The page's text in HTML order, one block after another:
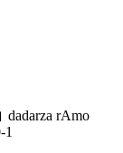
dadarza rAmo
1